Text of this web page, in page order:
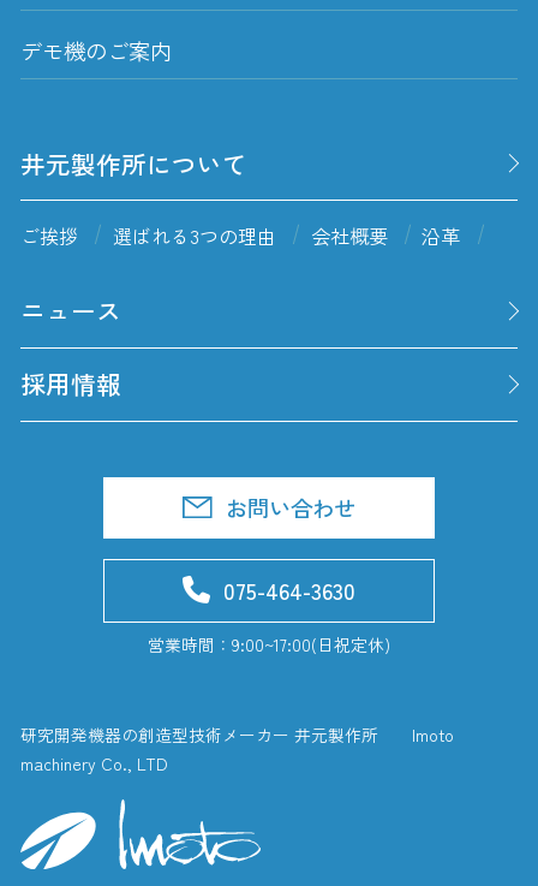
デモ機のご案内
井元製作所について
ご挨拶 選ばれる3つの理由 会社概要 沿革
ニュース
採用情報
お問い合わせ
075-464-3630
営業時間：9:00~17:00(日祝定休)
研究開発機器の創造型技術メーカー 井元製作所 Imoto
machinery Co., LTD